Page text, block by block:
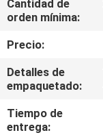
DE
CALIDAD
PIDA
Cantidad de
orden mínima:
Precio:
Detalles de
empaquetado:
Tiempo de
entrega: